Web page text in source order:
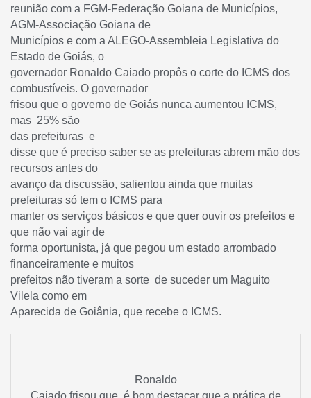
reunião com a FGM-Federação Goiana de Municípios,
AGM-Associação Goiana de
Municípios e com a ALEGO-Assembleia Legislativa do
Estado de Goiás, o
governador Ronaldo Caiado propôs o corte do ICMS dos
combustíveis. O governador
frisou que o governo de Goiás nunca aumentou ICMS,
mas 25% são
das prefeituras e
disse que é preciso saber se as prefeituras abrem mão dos
recursos antes do
avanço da discussão, salientou ainda que muitas
prefeituras só tem o ICMS para
manter os serviços básicos e que quer ouvir os prefeitos e
que não vai agir de
forma oportunista, já que pegou um estado arrombado
financeiramente e muitos
prefeitos não tiveram a sorte de suceder um Maguito
Vilela como em
Aparecida de Goiânia, que recebe o ICMS.
Ronaldo
Caiado frisou que, é bom destacar que a prática de